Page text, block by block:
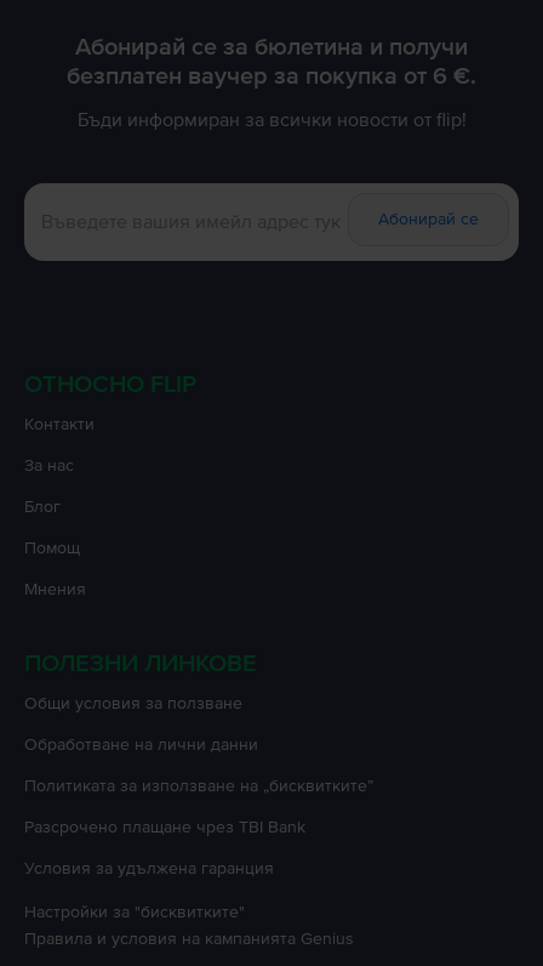
iPhone 15 Pro на изплащане.
Наслади се на супер изгодни оферти на Flip.bg за iPhone 15 Pro,
които ти предоставят телефон с изключителна производителност на
Ако iPhone 15 Pro е любимият ти телефон, не се колебай и го
Абонирай се за бюлетина и получи
безплатен ваучер за покупка от 6 €.
Бъди информиран за всички новости от flip!
Абонирай се
ОТНОСНО FLIP
Контакти
За нас
Блог
Помощ
Мнения
ПОЛЕЗНИ ЛИНКОВЕ
Oбщи условия за ползване
Oбработване на лични данни
Политиката за използване на „бисквитките”
Разсрочено плащане чрез TBI Bank
Условия за удължена гаранция
Настройки за "бисквитките"
Правила и условия на кампанията Genius